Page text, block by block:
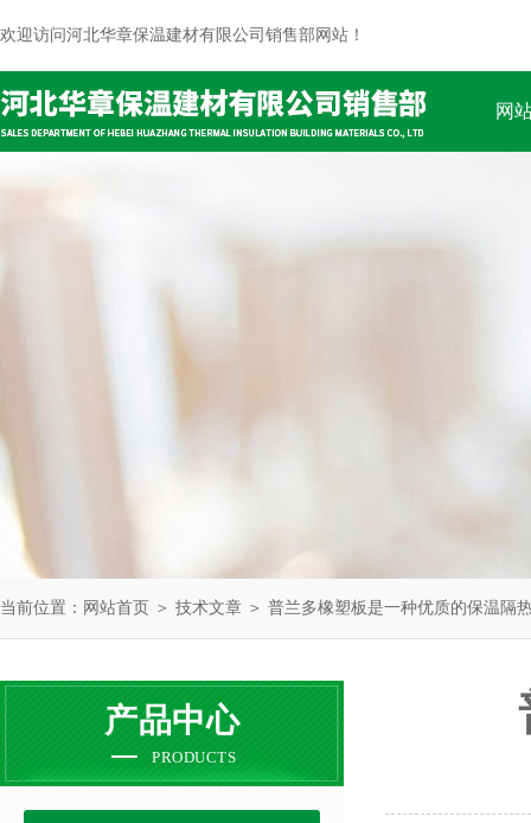
欢迎访问河北华章保温建材有限公司销售部网站！
网
当前位置： 网站首页 ＞ 技术文章 ＞ 普兰多橡塑板是一种优质的保温隔
产品中心
PRODUCTS